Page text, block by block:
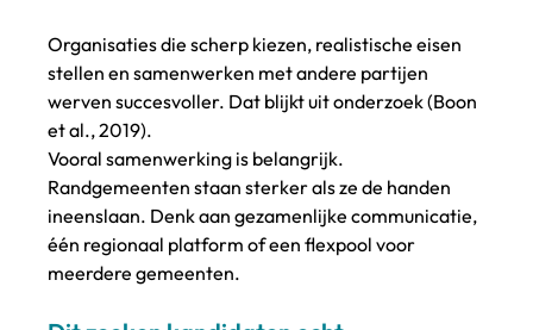
Organisaties die scherp kiezen, realistische eisen
stellen en samenwerken met andere partijen
werven succesvoller. Dat blijkt uit onderzoek (Boon
et al., 2019).
Vooral samenwerking is belangrijk.
Randgemeenten staan sterker als ze de handen
ineenslaan. Denk aan gezamenlijke communicatie,
één regionaal platform of een flexpool voor
meerdere gemeenten.